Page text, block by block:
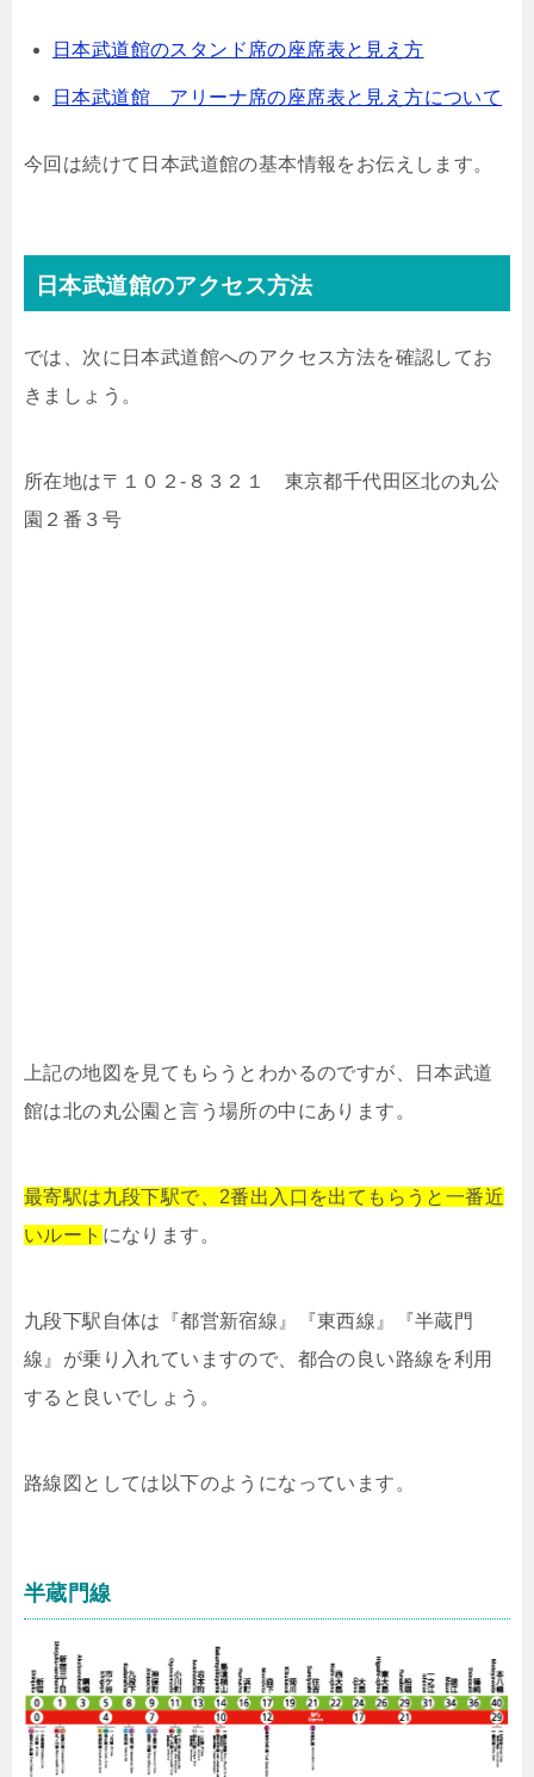
日本武道館のスタンド席の座席表と見え方
日本武道館 アリーナ席の座席表と見え方について
今回は続けて日本武道館の基本情報をお伝えします。
日本武道館のアクセス方法
では、次に日本武道館へのアクセス方法を確認してお
きましょう。
所在地は〒１０２-８３２１ 東京都千代田区北の丸公
園２番３号
上記の地図を見てもらうとわかるのですが、日本武道
館は北の丸公園と言う場所の中にあります。
最寄駅は九段下駅で、2番出入口を出てもらうと一番近
いルート になります。
九段下駅自体は『都営新宿線』『東西線』『半蔵門
線』が乗り入れていますので、都合の良い路線を利用
すると良いでしょう。
路線図としては以下のようになっています。
半蔵門線